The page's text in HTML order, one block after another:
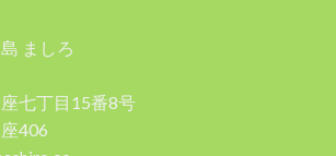
ましろ
七丁目15番8号
406